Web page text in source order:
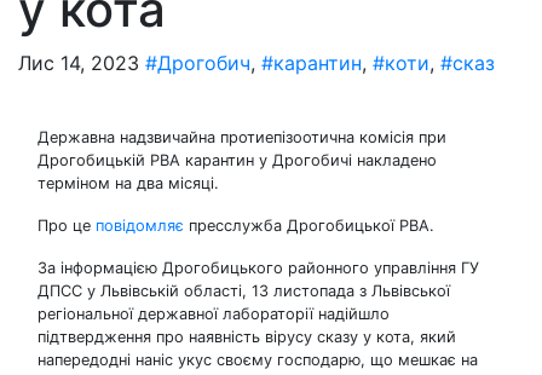
Лис 14, 2023 #Дрогобич, #карантин, #коти, #сказ
Державна надзвичайна протиепізоотична комісія при
Дрогобицькій РВА карантин у Дрогобичі накладено
терміном на два місяці.
Про це повідомляє пресслужба Дрогобицької РВА.
За інформацією Дрогобицького районного управління ГУ
ДПСС у Львівській області, 13 листопада з Львівської
регіональної державної лабораторії надійшло
підтвердження про наявність вірусу сказу у кота, який
напередодні наніс укус своєму господарю, що мешкає на